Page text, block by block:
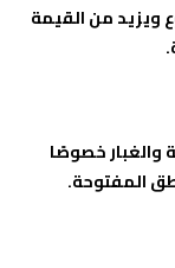
ويزيد من القيمة
والغبار خصوصًا
المفتوحة.